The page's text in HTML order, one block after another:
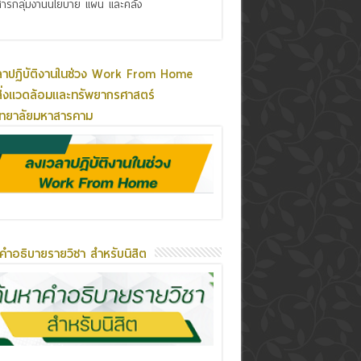
รกลุ่มงานนโยบาย แผน และคลัง
าปฏิบัติงานในช่วง Work From Home
แวดล้อมและทรัพยากรศาสตร์
ยาลัยมหาสารคาม
ำอธิบายรายวิชา สำหรับนิสิต